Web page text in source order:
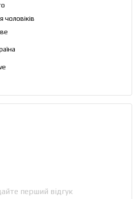
чоловіків
перший відгук